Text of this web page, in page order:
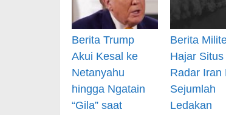
Berita Trump
Akui Kesal ke
Netanyahu
hingga Ngatain
“Gila” saat
Berita
Hajar Situs
Radar Iran
Sejumlah
Ledakan